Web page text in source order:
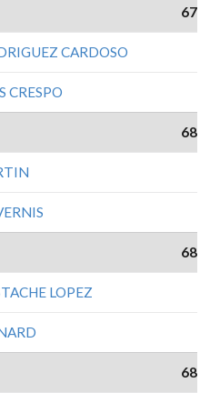
67
CARDOSO
CRESPO
68
68
LOPEZ
68